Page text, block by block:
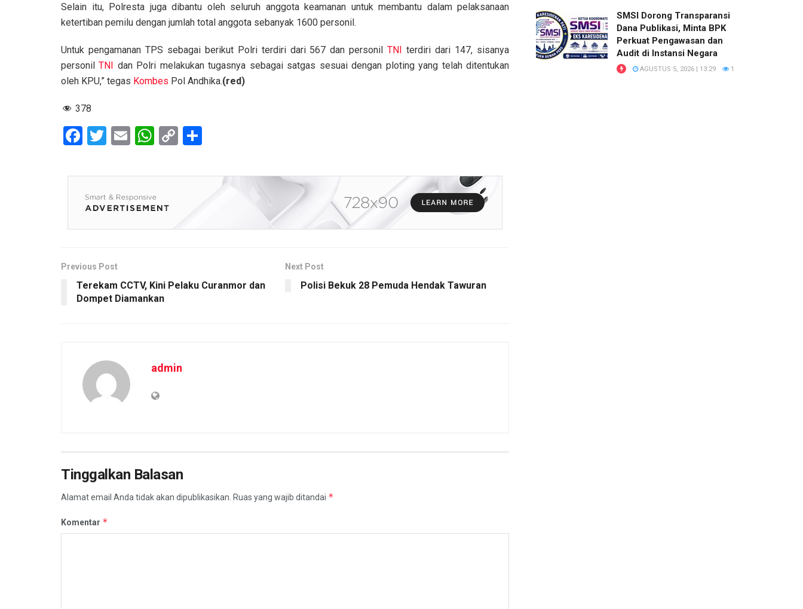
Selain itu, Polresta juga dibantu oleh seluruh anggota keamanan untuk membantu dalam pelaksanaan
ketertiban pemilu dengan jumlah total anggota sebanyak 1600 personil.
Untuk pengamanan TPS sebagai berikut Polri terdiri dari 567 dan personilTNI terdiri dari 147, sisanya
personilTNI dan Polri melakukan tugasnya sebagai satgas sesuai dengan ploting yang telah ditentukan
oleh KPU,” tegas Kombes Pol Andhika.(red)
378
F
ce
b
o
o
T
tt
er
E
ail
W
at
s
A
p
C
py
k
ar
Previous Post
Terekam CCTV, Kini Pelaku Curanmor dan
Dompet Diamankan
Next Post
Polisi Bekuk 28 Pemuda Hendak Tawuran
admin
Tinggalkan Balasan
Alamat email Anda tidak akan dipublikasikan. Ruas yang wajib ditandai *
Komentar *
SMSI Dorong Transparansi
Dana Publikasi, Minta BPK
Perkuat Pengawasan dan
Audit di Instansi Negara
AGUSTUS 5, 2026 | 13:29 1